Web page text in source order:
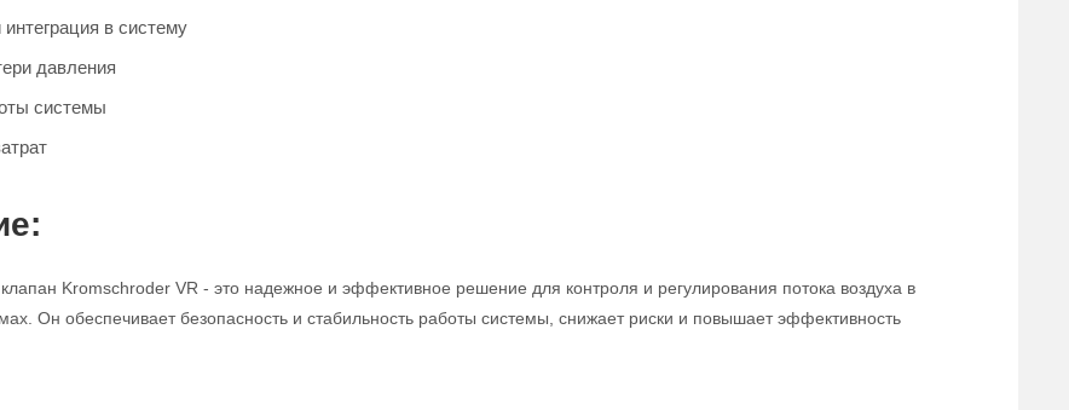
в систему
давления
системы
Kromschroder VR - это надежное и эффективное решение для контроля и регулирования потока воздуха в
Он обеспечивает безопасность и стабильность работы системы, снижает риски и повышает эффективность